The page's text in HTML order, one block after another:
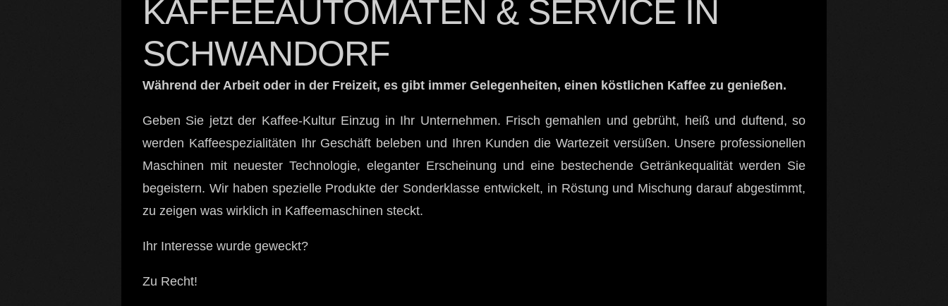
KAFFEEAUTOMATEN & SERVICE IN
SCHWANDORF
Während der Arbeit oder in der Freizeit, es gibt immer Gelegenheiten, einen köstlichen Kaffee zu genießen.
Geben Sie jetzt der Kaffee-Kultur Einzug in Ihr Unternehmen. Frisch gemahlen und gebrüht, heiß und duftend, so
werden Kaffeespezialitäten Ihr Geschäft beleben und Ihren Kunden die Wartezeit versüßen. Unsere professionellen
Maschinen mit neuester Technologie, eleganter Erscheinung und eine bestechende Getränkequalität werden Sie
begeistern. Wir haben spezielle Produkte der Sonderklasse entwickelt, in Röstung und Mischung darauf abgestimmt,
zu zeigen was wirklich in Kaffeemaschinen steckt.
Ihr Interesse wurde geweckt?
Zu Recht!